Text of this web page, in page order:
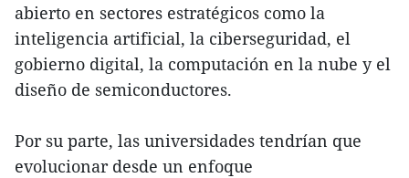
abierto en sectores estratégicos como la
inteligencia artificial, la ciberseguridad, el
gobierno digital, la computación en la nube y el
diseño de semiconductores.
Por su parte, las universidades tendrían que
evolucionar desde un enfoque